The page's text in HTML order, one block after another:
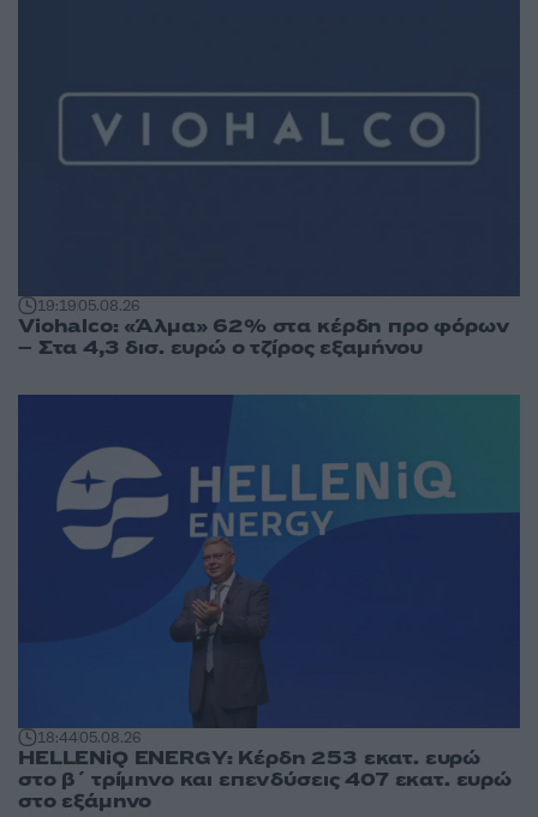
19:1905.08.26
Viohalco: «Άλμα» 62% στα κέρδη προ φόρων
– Στα 4,3 δισ. ευρώ ο τζίρος εξαμήνου
18:4405.08.26
HELLENiQ ENERGY: Κέρδη 253 εκατ. ευρώ
στο β΄ τρίμηνο και επενδύσεις 407 εκατ. ευρώ
στο εξάμηνο